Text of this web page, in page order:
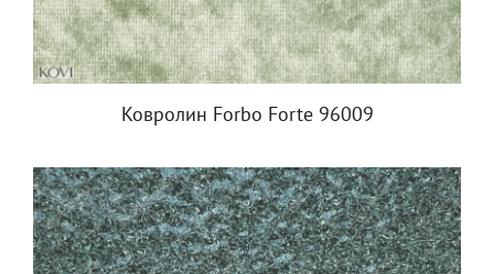
Ковролин Forbo Forte 96009